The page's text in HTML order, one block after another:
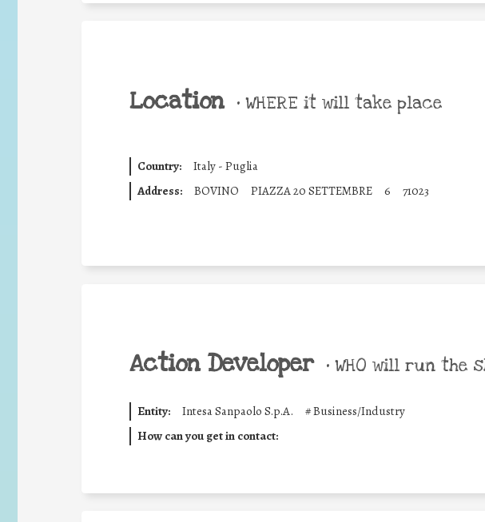
Location • WHERE it will take place
Country:
Italy - Puglia
Address:
BOVINO PIAZZA 20 SETTEMBRE 6 71023
Action Developer • WHO will run the
Entity: Intesa Sanpaolo S.p.A. #Business/Industry
How can you get in contact: